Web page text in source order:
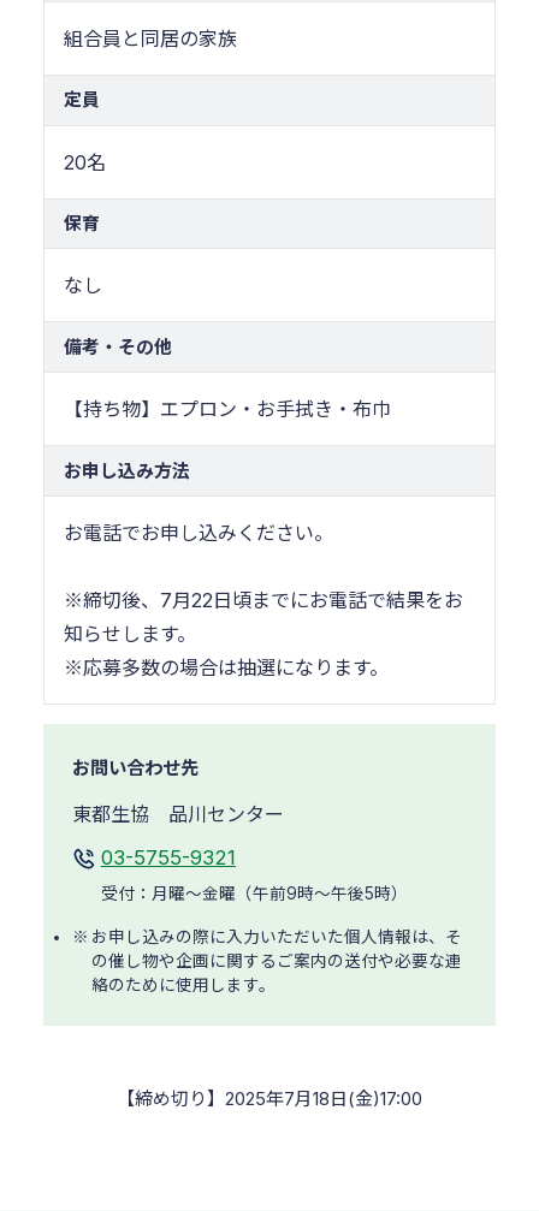
組合員と同居の家族
定員
20名
保育
なし
備考・その他
【持ち物】エプロン・お手拭き・布巾
お申し込み方法
お電話でお申し込みください。
※締切後、7月22日頃までにお電話で結果をお
知らせします。
※応募多数の場合は抽選になります。
お問い合わせ先
東都生協 品川センター
03-5755-9321
受付：月曜～金曜（午前9時～午後5時）
お申し込みの際に入力いただいた個人情報は、そ
の催し物や企画に関するご案内の送付や必要な連
絡のために使用します。
2025年7月18日(金)17:00